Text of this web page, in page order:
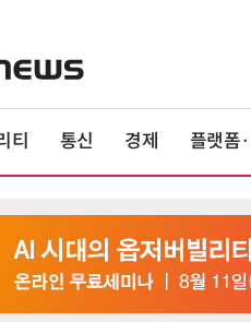
티 통신 경제 플랫폼